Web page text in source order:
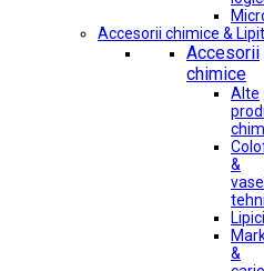
Accesorii chimice & Lipit
Accesorii
chimice
Alte
&
&